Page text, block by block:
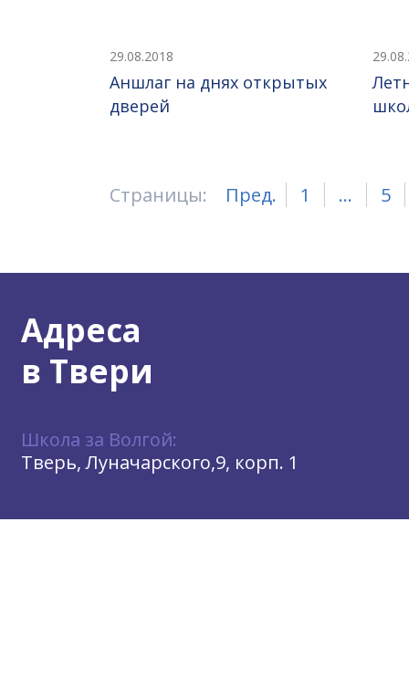
29.08.2018
Аншлаг на днях открытых
дверей
Страницы: Пред. 1 ... 5
Адреса
в Твери
Школа за Волгой:
Тверь, Луначарского,9, корп. 1